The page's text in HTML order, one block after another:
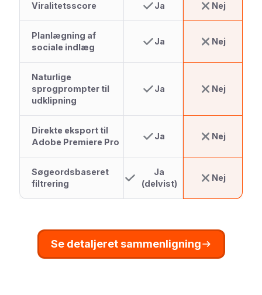
Viralitetsscore Ja Nej
Planlægning af
sociale indlæg
Ja Nej
Naturlige
sprogprompter til
udklipning
Ja Nej
Direkte eksport til
Adobe Premiere Pro
Ja Nej
Søgeordsbaseret
filtrering
Ja
(delvist)
Nej
Se detaljeret sammenligning